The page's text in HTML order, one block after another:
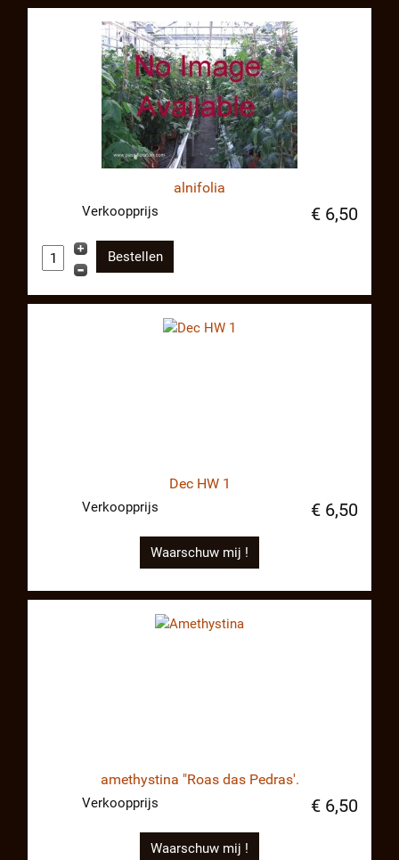
alnifolia
Verkoopprijs € 6,50
Dec HW 1
Verkoopprijs € 6,50
Waarschuw mij !
amethystina "Roas das Pedras'.
Verkoopprijs € 6,50
Waarschuw mij !